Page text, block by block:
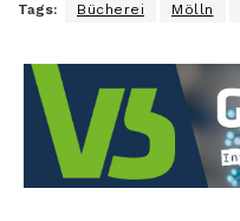
Tags: Bücherei Mölln